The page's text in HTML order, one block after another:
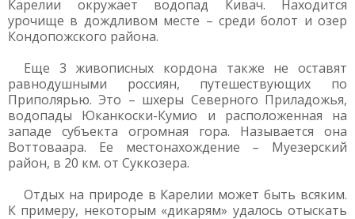
Карелии окружает водопад Кивач. Находится
урочище в дождливом месте – среди болот и озер
Кондопожского района.
Еще 3 живописных кордона также не оставят
равнодушными россиян, путешествующих по
Приполярью. Это – шхеры Северного Приладожья,
водопады Юканкоски-Кумио и расположенная на
западе субъекта огромная гора. Называется она
Воттоваара. Ее местонахождение – Муезерский
район, в 20 км. от Суккозера.
Отдых на природе в Карелии может быть всяким.
К примеру, некоторым «дикарям» удалось отыскать